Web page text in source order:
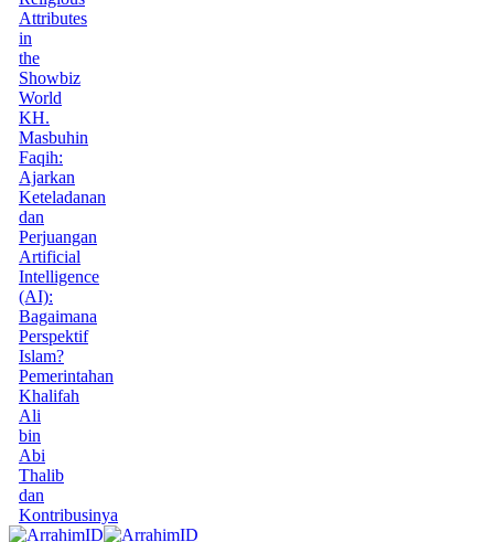
Attributes
in
the
Showbiz
World
KH.
Masbuhin
Faqih:
Ajarkan
Keteladanan
dan
Perjuangan
Artificial
Intelligence
(AI):
Bagaimana
Perspektif
Islam?
Pemerintahan
Khalifah
Ali
bin
Abi
Thalib
dan
Kontribusinya